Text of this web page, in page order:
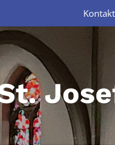
Kontakt